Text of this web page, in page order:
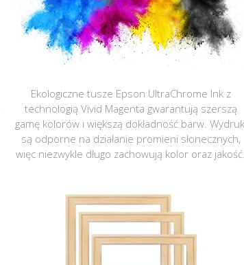
Ekologiczne tusze Epson UltraChrome Ink z
technologią Vivid Magenta gwarantują szerszą
gamę kolorów i większą dokładność barw.
są odporne na działanie promieni słonecznych,
więc niezwykle długo zachowują kolor oraz jakość.